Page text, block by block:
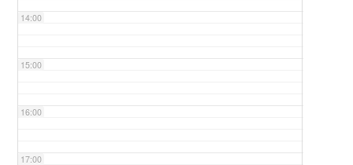
14:00
15:00
16:00
17:00